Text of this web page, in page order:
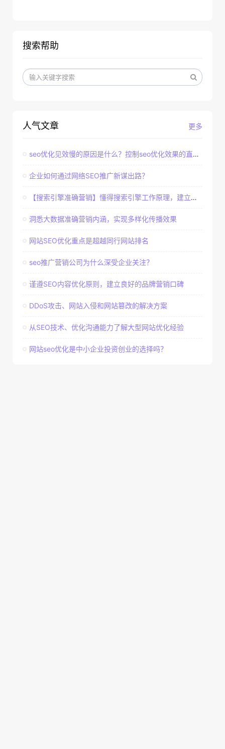
搜索帮助
更多
人气文章
seo优化见效慢的原因是什么？控制seo优化效果的直接因素
企业如何通过网络SEO推广新谋出路？
【搜索引擎准确营销】懂得搜索引擎工作原理，建立准确客户群体
洞悉大数据准确营销内涵，实现多样化传播效果
网站SEO优化重点是超越同行网站排名
seo推广营销公司为什么深受企业关注？
谨遵SEO内容优化原则，建立良好的品牌营销口碑
DDoS攻击、网站入侵和网站篡改的解决方案
从SEO技术、优化沟通能力了解大型网站优化经验
网站seo优化是中小企业投资创业的选择吗？